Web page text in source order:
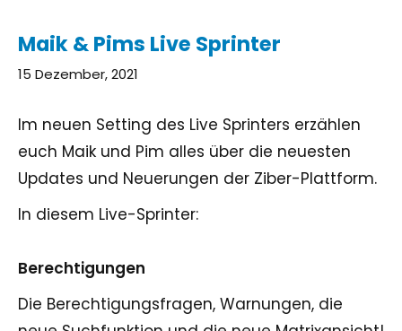
Maik & Pims Live Sprinter
15 Dezember, 2021
Im neuen Setting des Live Sprinters erzählen
euch Maik und Pim alles über die neuesten
Updates und Neuerungen der Ziber-Plattform.
In diesem Live-Sprinter:
Berechtigungen
Die Berechtigungsfragen, Warnungen, die